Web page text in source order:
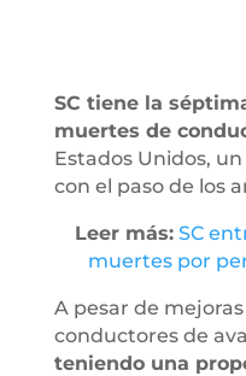
SC tiene la
muertes de
Estados Unidos,
con el paso de los
Leer más: SC
muertes por
A pesar de
conductores de
teniendo una